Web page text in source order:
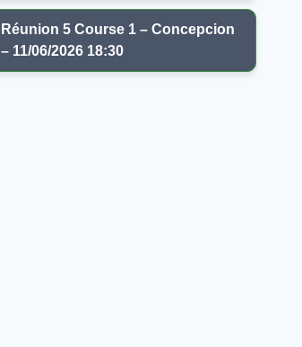
Réunion 5 Course 1 – Concepcion
– 11/06/2026 18:30